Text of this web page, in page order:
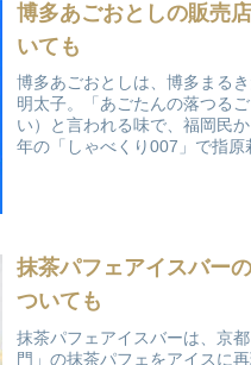
博多あごおとしの販売
いても
博多あごおとしは、博多まる
明太子。「あごたんの落つる
い）と言われる味で、福岡民
年の「しゃべくり007」で指
抹茶パフェアイスバー
ついても
抹茶パフェアイスバーは、京
門」の抹茶パフェをアイスに